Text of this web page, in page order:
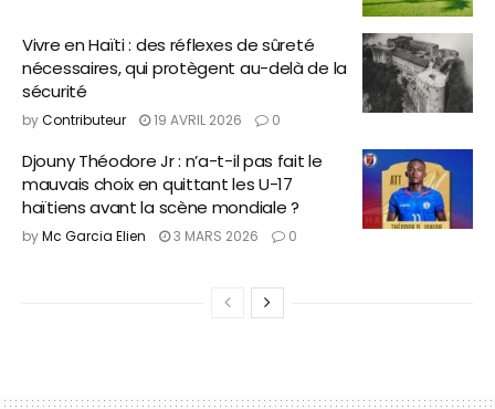
Vivre en Haïti : des réflexes de sûreté
nécessaires, qui protègent au-delà de la
sécurité
byContributeur 19 AVRIL 2026 0
Djouny Théodore Jr : n’a-t-il pas fait le
mauvais choix en quittant les U-17
haïtiens avant la scène mondiale ?
byMc Garcia Elien 3 MARS 2026 0